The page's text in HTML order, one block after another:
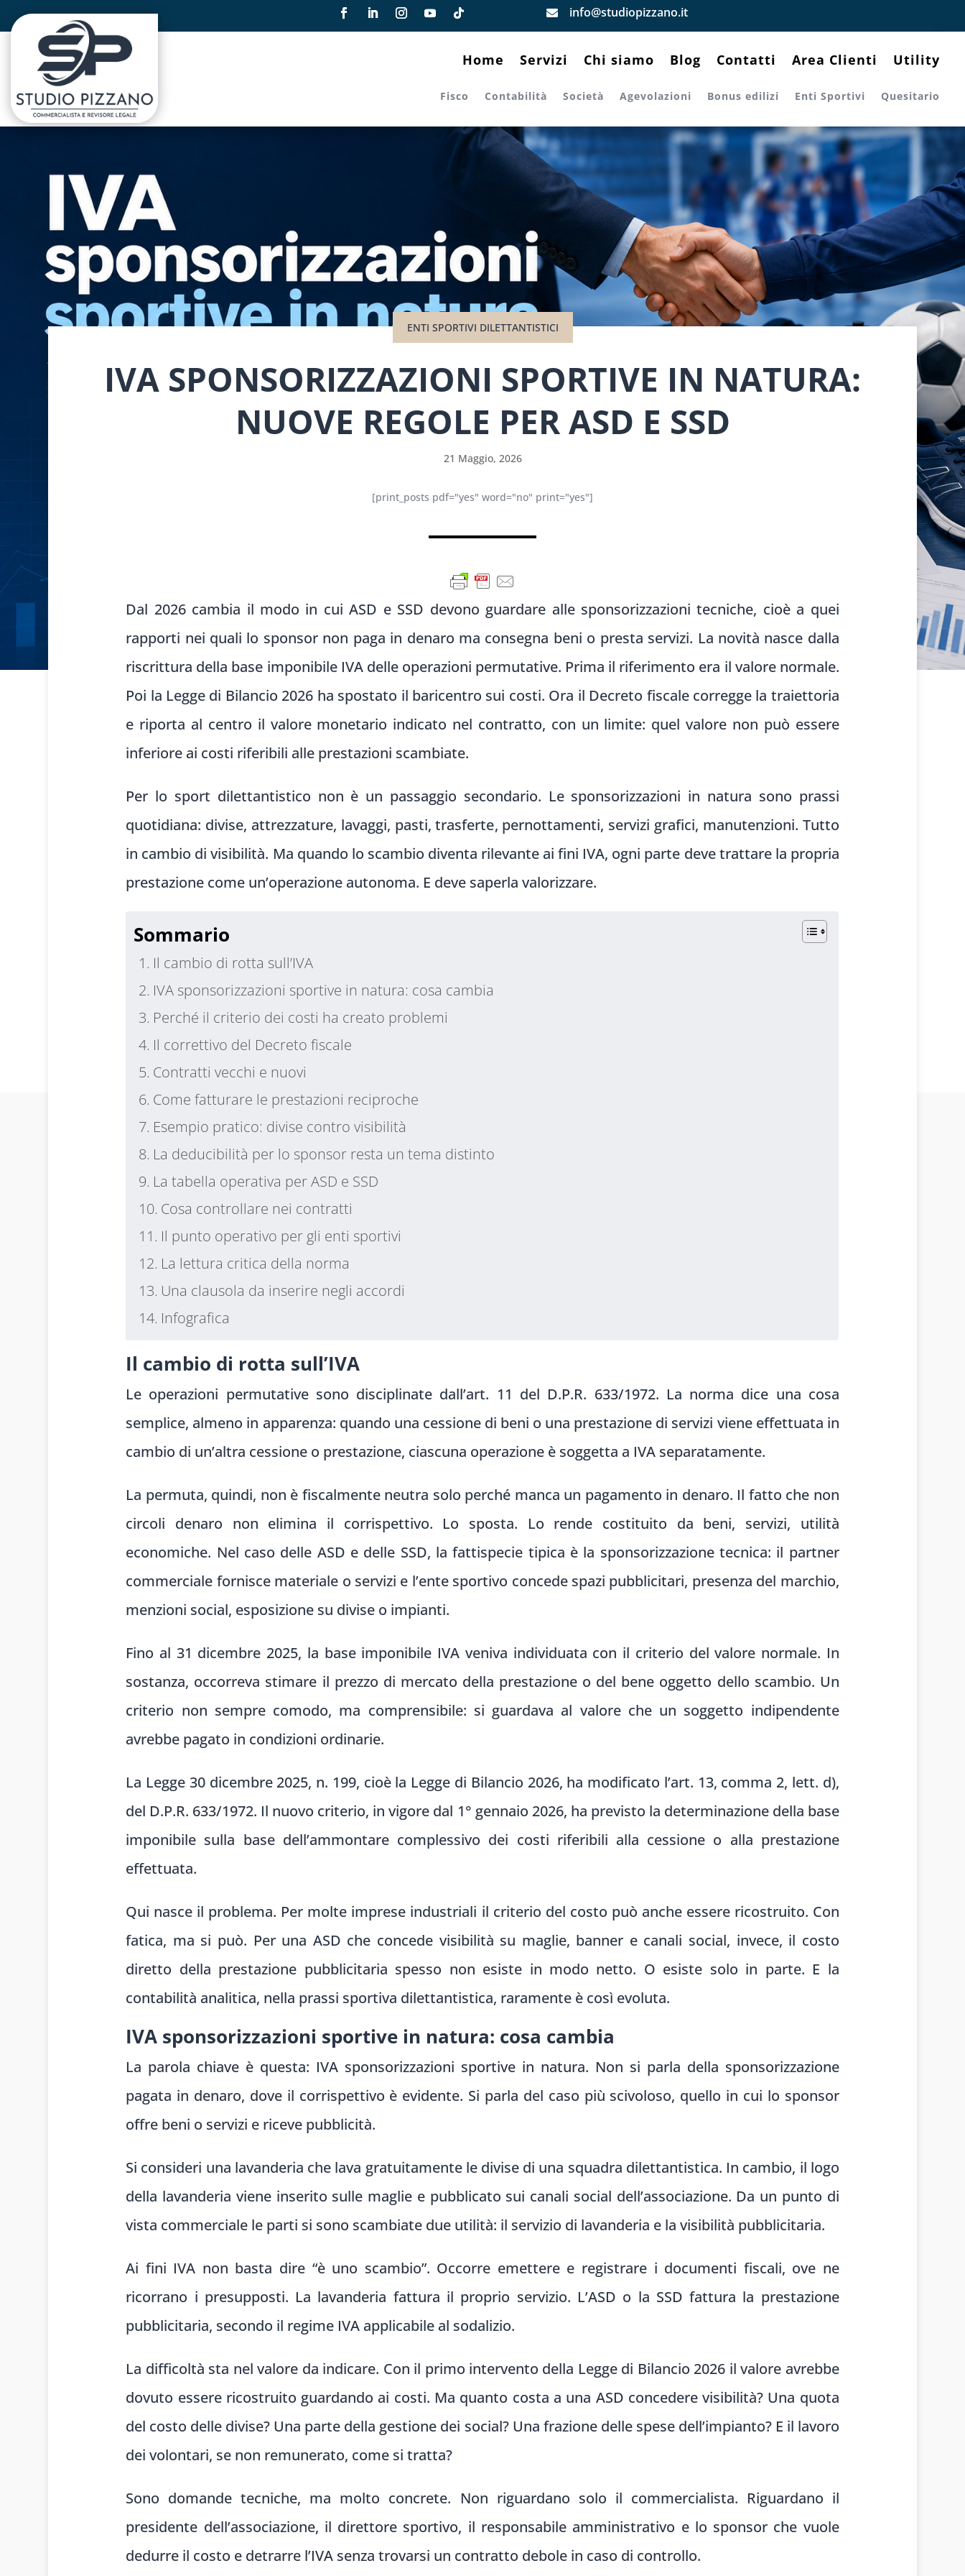
 info@studiopizzano.it
Home Servizi Chi siamo Blog Contatti Area Clienti Utility
Fisco Contabilità Società Agevolazioni Bonus edilizi Enti Sportivi Quesitario
ENTI SPORTIVI DILETTANTISTICI
IVA SPONSORIZZAZIONI SPORTIVE IN NATURA:
NUOVE REGOLE PER ASD E SSD
21 Maggio, 2026
[print_posts pdf="yes" word="no" print="yes"]
Dal 2026 cambia il modo in cui ASD e SSD devono guardare alle sponsorizzazioni tecniche, cioè a quei
rapporti nei quali lo sponsor non paga in denaro ma consegna beni o presta servizi. La novità nasce dalla
riscrittura della base imponibile IVA delle operazioni permutative. Prima il riferimento era il valore normale.
Poi la Legge di Bilancio 2026 ha spostato il baricentro sui costi. Ora il Decreto fiscale corregge la traiettoria
e riporta al centro il valore monetario indicato nel contratto, con un limite: quel valore non può essere
inferiore ai costi riferibili alle prestazioni scambiate.
Per lo sport dilettantistico non è un passaggio secondario. Le sponsorizzazioni in natura sono prassi
quotidiana: divise, attrezzature, lavaggi, pasti, trasferte, pernottamenti, servizi grafici, manutenzioni. Tutto
in cambio di visibilità. Ma quando lo scambio diventa rilevante ai fini IVA, ogni parte deve trattare la propria
prestazione come un’operazione autonoma. E deve saperla valorizzare.
Sommario
Il cambio di rotta sull’IVA
IVA sponsorizzazioni sportive in natura: cosa cambia
Perché il criterio dei costi ha creato problemi
Il correttivo del Decreto fiscale
Contratti vecchi e nuovi
Come fatturare le prestazioni reciproche
Esempio pratico: divise contro visibilità
La deducibilità per lo sponsor resta un tema distinto
La tabella operativa per ASD e SSD
Cosa controllare nei contratti
Il punto operativo per gli enti sportivi
La lettura critica della norma
Una clausola da inserire negli accordi
Infografica
Il cambio di rotta sull’IVA
Le operazioni permutative sono disciplinate dall’art. 11 del D.P.R. 633/1972. La norma dice una cosa
semplice, almeno in apparenza: quando una cessione di beni o una prestazione di servizi viene effettuata in
cambio di un’altra cessione o prestazione, ciascuna operazione è soggetta a IVA separatamente.
La permuta, quindi, non è fiscalmente neutra solo perché manca un pagamento in denaro. Il fatto che non
circoli denaro non elimina il corrispettivo. Lo sposta. Lo rende costituito da beni, servizi, utilità
economiche. Nel caso delle ASD e delle SSD, la fattispecie tipica è la sponsorizzazione tecnica: il partner
commerciale fornisce materiale o servizi e l’ente sportivo concede spazi pubblicitari, presenza del marchio,
menzioni social, esposizione su divise o impianti.
Fino al 31 dicembre 2025, la base imponibile IVA veniva individuata con il criterio del valore normale. In
sostanza, occorreva stimare il prezzo di mercato della prestazione o del bene oggetto dello scambio. Un
criterio non sempre comodo, ma comprensibile: si guardava al valore che un soggetto indipendente
avrebbe pagato in condizioni ordinarie.
La Legge 30 dicembre 2025, n. 199, cioè la Legge di Bilancio 2026, ha modificato l’art. 13, comma 2, lett. d),
del D.P.R. 633/1972. Il nuovo criterio, in vigore dal 1° gennaio 2026, ha previsto la determinazione della base
imponibile sulla base dell’ammontare complessivo dei costi riferibili alla cessione o alla prestazione
effettuata.
Qui nasce il problema. Per molte imprese industriali il criterio del costo può anche essere ricostruito. Con
fatica, ma si può. Per una ASD che concede visibilità su maglie, banner e canali social, invece, il costo
diretto della prestazione pubblicitaria spesso non esiste in modo netto. O esiste solo in parte. E la
contabilità analitica, nella prassi sportiva dilettantistica, raramente è così evoluta.
IVA sponsorizzazioni sportive in natura: cosa cambia
La parola chiave è questa: IVA sponsorizzazioni sportive in natura. Non si parla della sponsorizzazione
pagata in denaro, dove il corrispettivo è evidente. Si parla del caso più scivoloso, quello in cui lo sponsor
offre beni o servizi e riceve pubblicità.
Si consideri una lavanderia che lava gratuitamente le divise di una squadra dilettantistica. In cambio, il logo
della lavanderia viene inserito sulle maglie e pubblicato sui canali social dell’associazione. Da un punto di
vista commerciale le parti si sono scambiate due utilità: il servizio di lavanderia e la visibilità pubblicitaria.
Ai fini IVA non basta dire “è uno scambio”. Occorre emettere e registrare i documenti fiscali, ove ne
ricorrano i presupposti. La lavanderia fattura il proprio servizio. L’ASD o la SSD fattura la prestazione
pubblicitaria, secondo il regime IVA applicabile al sodalizio.
La difficoltà sta nel valore da indicare. Con il primo intervento della Legge di Bilancio 2026 il valore avrebbe
dovuto essere ricostruito guardando ai costi. Ma quanto costa a una ASD concedere visibilità? Una quota
del costo delle divise? Una parte della gestione dei social? Una frazione delle spese dell’impianto? E il lavoro
dei volontari, se non remunerato, come si tratta?
Sono domande tecniche, ma molto concrete. Non riguardano solo il commercialista. Riguardano il
presidente dell’associazione, il direttore sportivo, il responsabile amministrativo e lo sponsor che vuole
dedurre il costo e detrarre l’IVA senza trovarsi un contratto debole in caso di controllo.